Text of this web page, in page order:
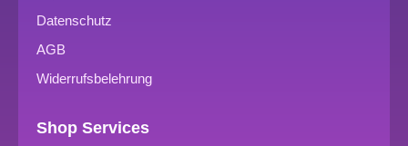
Datenschutz
AGB
Widerrufsbelehrung
Shop Services